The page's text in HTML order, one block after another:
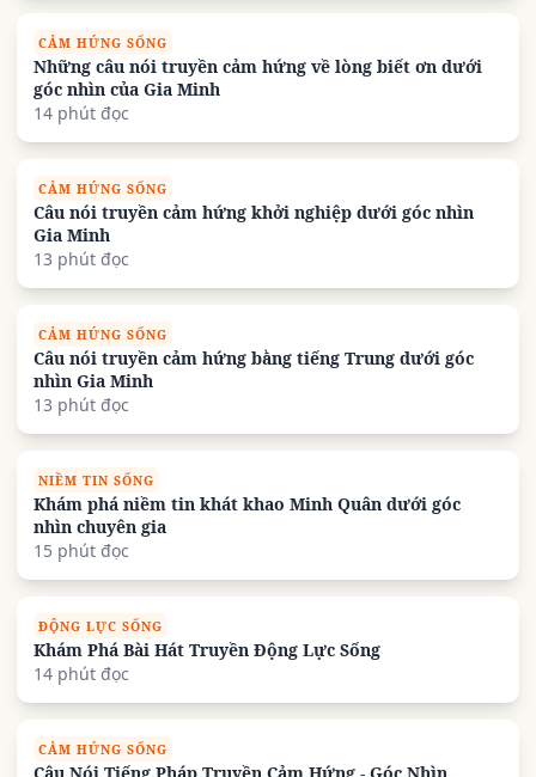
CẢM HỨNG SỐNG
Những câu nói truyền cảm hứng về lòng biết ơn dưới
góc nhìn của Gia Minh
14 phút đọc
CẢM HỨNG SỐNG
Câu nói truyền cảm hứng khởi nghiệp dưới góc nhìn
Gia Minh
13 phút đọc
CẢM HỨNG SỐNG
Câu nói truyền cảm hứng bằng tiếng Trung dưới góc
nhìn Gia Minh
13 phút đọc
NIỀM TIN SỐNG
Khám phá niềm tin khát khao Minh Quân dưới góc
nhìn chuyên gia
15 phút đọc
ĐỘNG LỰC SỐNG
Khám Phá Bài Hát Truyền Động Lực Sống
14 phút đọc
CẢM HỨNG SỐNG